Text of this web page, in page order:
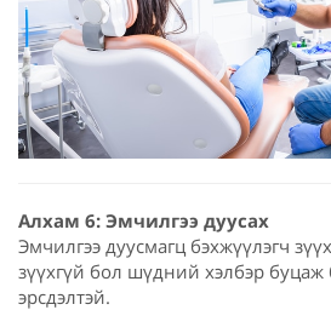
Алхам 6: Эмчилгээ дуусах
Эмчилгээ дуусмагц бэхжүүлэгч
зүүхгүй бол шүдний хэлбэр
эрсдэлтэй.